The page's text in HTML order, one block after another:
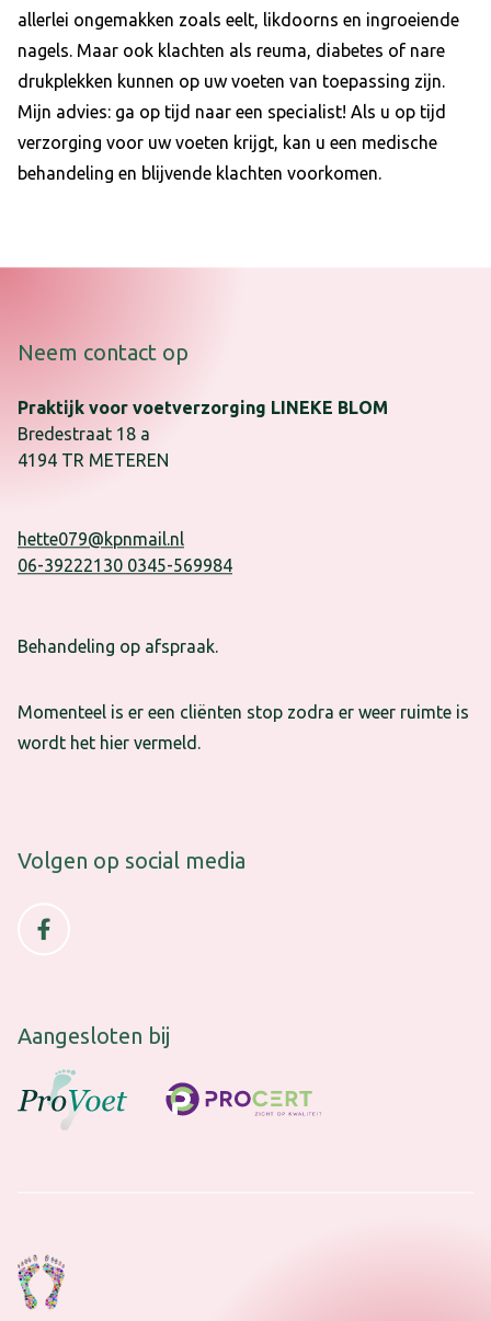
allerlei ongemakken zoals eelt, likdoorns en ingroeiende
nagels. Maar ook klachten als reuma, diabetes of nare
drukplekken kunnen op uw voeten van toepassing zijn.
Mijn advies: ga op tijd naar een specialist! Als u op tijd
verzorging voor uw voeten krijgt, kan u een medische
behandeling en blijvende klachten voorkomen.
Neem contact op
Praktijk voor voetverzorging LINEKE BLOM
Bredestraat 18 a
4194 TR METEREN
hette079@kpnmail.nl
06-39222130 0345-569984
Behandeling op afspraak.
Momenteel is er een cliënten stop zodra er weer ruimte is
wordt het hier vermeld.
Volgen op social media
Facebook (opens in new window)
Aangesloten bij